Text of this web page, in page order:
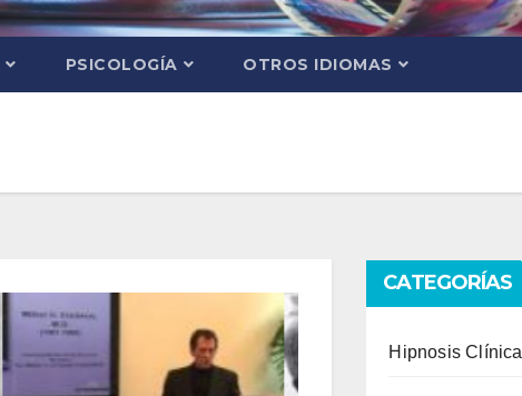
PSICOLOGÍA OTROS IDIOMAS
CATEGORÍAS
Hipnosis Clínica